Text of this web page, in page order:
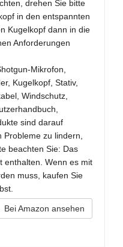
drehen Sie bitte
in den entspannten
Kugelkopf dann in die
Anforderungen
Mikrofon,
Kugelkopf, Stativ,
Windschutz,
sind darauf
zu lindern,
beachten Sie: Das
enthalten. Wenn es mit
muss, kaufen Sie
Bei Amazon ansehen